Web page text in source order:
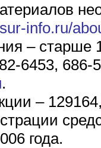
info.ru/
– старше
6453, 686-
.
–
года.